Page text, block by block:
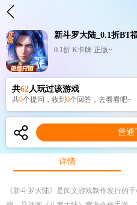
新斗罗大陆_0.1折BT
0.1折 K卡牌 正版~
共62人玩过该游戏
共0个提问，收到 0个回答，去看看吧~
普通
详情
《新斗罗大陆》是阅文游戏制作发行的